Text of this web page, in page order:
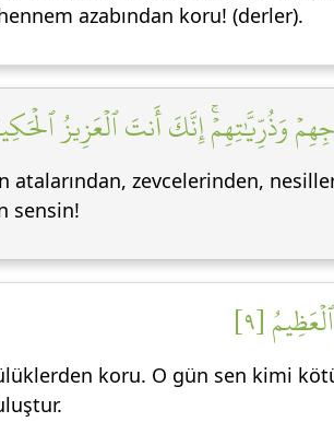
azabından koru! (derler).
وَذُرِّيَّٰتِهِمۡۚ إِنَّكَ أَنتَ ٱلۡعَزِيزُ
atalarından, zevcelerinden,
sensin!
[٩]
koru. O gün sen kimi